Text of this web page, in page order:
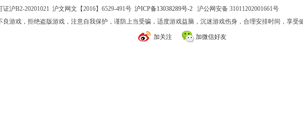
沪B2-20201021 沪文网文【2016】6529-491号 沪ICP备13038289号-2 沪公网安备 31011202001661号
良游戏，拒绝盗版游戏，注意自我保护，谨防上当受骗，适度游戏益脑，沉迷游戏伤身，合理安排时间，享受
加关注 加微信好友